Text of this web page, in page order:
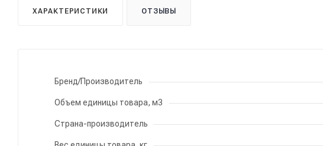
ХАРАКТЕРИСТИКИ ОТЗЫВЫ
Бренд/Производитель
Объем единицы товара, м3
Страна-производитель